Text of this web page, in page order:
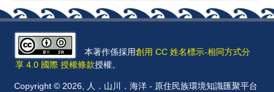
本著作係採用創用 CC 姓名標示-相同方式分
享 4.0 國際 授權條款授權。
Copyright © 2026, 人．山川．海洋 - 原住民族環境知識匯聚平台